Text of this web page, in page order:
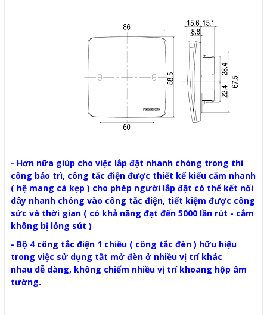
- Hơn nữa giúp cho việc lắp đặt nhanh chóng trong thi
công bảo trì, công tắc điện được thiết kế kiểu cắm nhanh
( hệ mang cá kẹp ) cho phép người lắp đặt có thể kết nối
dây nhanh chóng vào công tắc điện, tiết kiệm được công
sức và thời gian ( có khả năng đạt đến 5000 lần rút - cắm
không bị lỏng sút )
- Bộ 4 công tắc điện 1 chiều ( công tắc đèn ) hữu hiệu
trong việc sử dụng tắt mở đèn ở nhiều vị trí khác
nhau dễ dàng, không chiếm nhiều vị trí khoang hộp âm
tường.